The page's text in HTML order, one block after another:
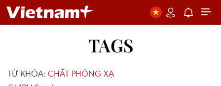
TAGS
TỪ KHÓA: CHẤT PHÓNG XẠ